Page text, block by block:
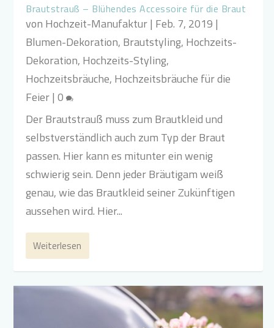
Brautstrauß – Blühendes Accessoire für die Braut
von Hochzeit-Manufaktur| Feb. 7, 2019 |
Blumen-Dekoration, Brautstyling, Hochzeits-
Dekoration, Hochzeits-Styling,
Hochzeitsbräuche, Hochzeitsbräuche für die
Feier|0
Der Brautstrauß muss zum Brautkleid und
selbstverständlich auch zum Typ der Braut
passen. Hier kann es mitunter ein wenig
schwierig sein. Denn jeder Bräutigam weiß
genau, wie das Brautkleid seiner Zukünftigen
aussehen wird. Hier...
Weiterlesen